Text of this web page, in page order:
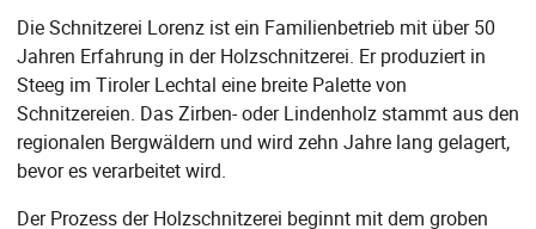
Die Schnitzerei Lorenz ist ein Familienbetrieb mit über 50
Jahren Erfahrung in der Holzschnitzerei. Er produziert in
Steeg im Tiroler Lechtal eine breite Palette von
Schnitzereien. Das Zirben- oder Lindenholz stammt aus den
regionalen Bergwäldern und wird zehn Jahre lang gelagert,
bevor es verarbeitet wird.
Der Prozess der Holzschnitzerei beginnt mit dem groben